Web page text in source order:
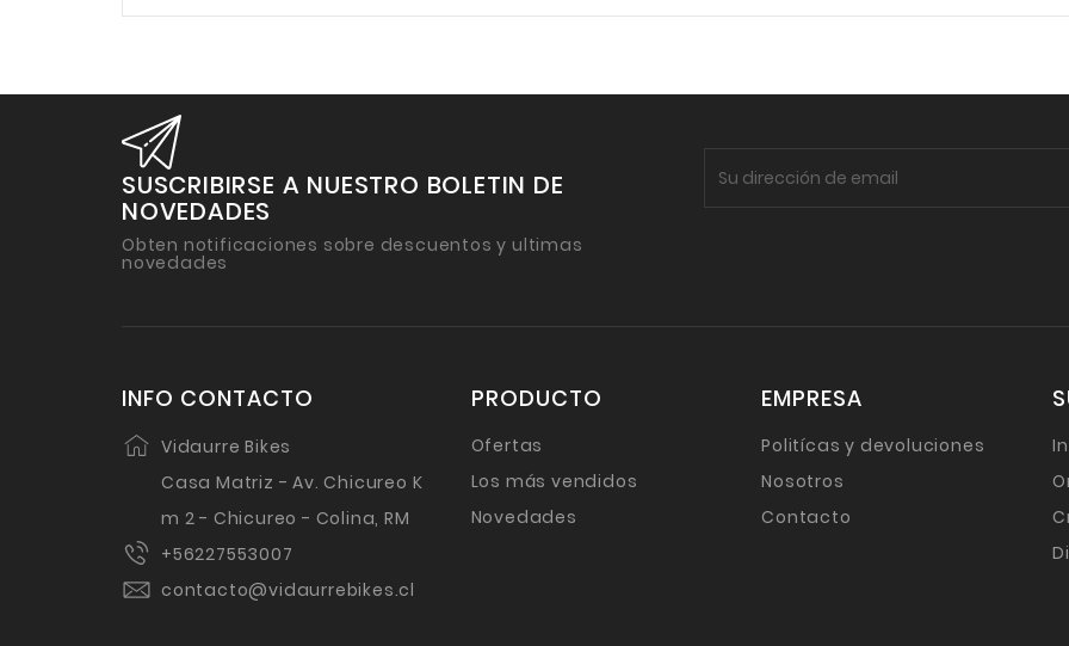
SUSCRIBIRSE A NUESTRO BOLETIN DE
NOVEDADES
Obten notificaciones sobre descuentos y ultimas
novedades
INFO CONTACTO
Vidaurre Bikes
Casa Matriz - Av. Chicureo K
m 2 - Chicureo - Colina, RM
+56227553007
contacto@vidaurrebikes.cl
PRODUCTO
Ofertas
Los más vendidos
Novedades
EMPRESA
Politícas y devoluciones
Nosotros
Contacto